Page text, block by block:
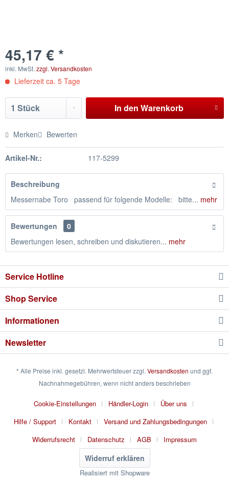
45,17 € *
inkl. MwSt. zzgl. Versandkosten
Lieferzeit ca. 5 Tage
In den Warenkorb
Merken Bewerten
Artikel-Nr.: 117-5299
Beschreibung
Messernabe Toro passend für folgende Modelle: bitte... mehr
Bewertungen
0
Bewertungen lesen, schreiben und diskutieren... mehr
Service Hotline
Shop Service
Informationen
Newsletter
* Alle Preise inkl. gesetzl. Mehrwertsteuer zzgl. Versandkosten und ggf.
Nachnahmegebühren, wenn nicht anders beschrieben
Cookie-Einstellungen Händler-Login
Über uns
Hilfe / Support
Kontakt
Versand und Zahlungsbedingungen
Widerrufsrecht
Datenschutz AGB Impressum
Widerruf erklären
Realisiert mit Shopware